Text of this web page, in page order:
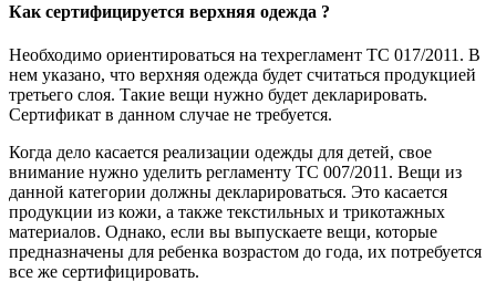
Как сертифицируется верхняя одежда ?
Необходимо ориентироваться на техрегламент ТС 017/2011. В
нем указано, что верхняя одежда будет считаться продукцией
третьего слоя. Такие вещи нужно будет декларировать.
Сертификат в данном случае не требуется.
Когда дело касается реализации одежды для детей, свое
внимание нужно уделить регламенту ТС 007/2011. Вещи из
данной категории должны декларироваться. Это касается
продукции из кожи, а также текстильных и трикотажных
материалов. Однако, если вы выпускаете вещи, которые
предназначены для ребенка возрастом до года, их потребуется
все же сертифицировать.